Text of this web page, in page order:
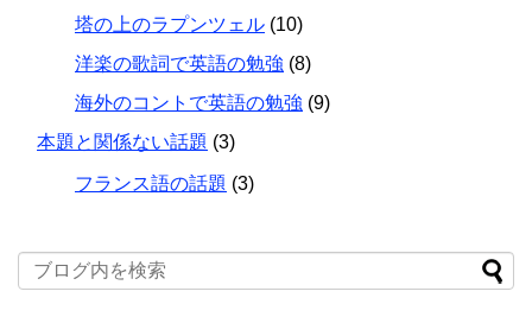
塔の上のラプンツェル (10)
洋楽の歌詞で英語の勉強 (8)
海外のコントで英語の勉強 (9)
本題と関係ない話題 (3)
フランス語の話題 (3)